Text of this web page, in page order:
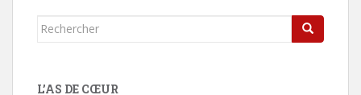
Rechercher...
L’AS DE CŒUR